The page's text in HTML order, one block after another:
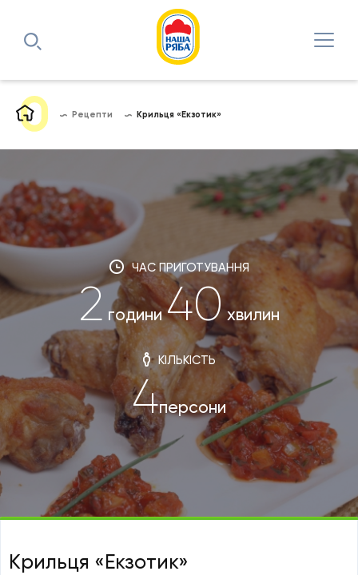
Рецепти Крильця «Екзотик»
ЧАС ПРИГОТУВАННЯ
2 години40 хвилин
КІЛЬКІСТЬ
4персони
Крильця «Екзотик»